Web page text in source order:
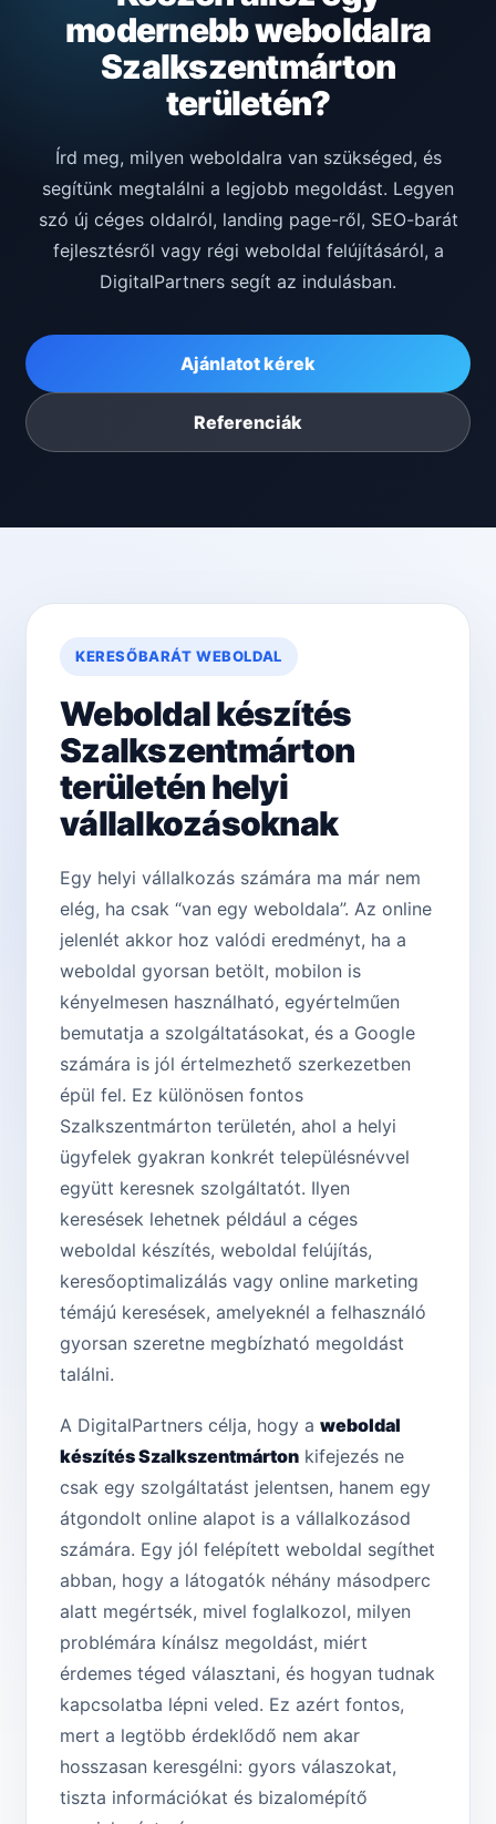
modernebb weboldalra
Szalkszentmárton
területén?
Írd meg, milyen weboldalra van szükséged, és
segítünk megtalálni a legjobb megoldást. Legyen
szó új céges oldalról, landing page-ről, SEO-barát
fejlesztésről vagy régi weboldal felújításáról, a
DigitalPartners segít az indulásban.
Ajánlatot kérek
Referenciák
KERESŐBARÁT WEBOLDAL
Weboldal készítés
Szalkszentmárton
területén helyi
vállalkozásoknak
Egy helyi vállalkozás számára ma már nem
elég, ha csak “van egy weboldala”. Az online
jelenlét akkor hoz valódi eredményt, ha a
weboldal gyorsan betölt, mobilon is
kényelmesen használható, egyértelműen
bemutatja a szolgáltatásokat, és a Google
számára is jól értelmezhető szerkezetben
épül fel. Ez különösen fontos
Szalkszentmárton területén, ahol a helyi
ügyfelek gyakran konkrét településnévvel
együtt keresnek szolgáltatót. Ilyen
keresések lehetnek például a céges
weboldal készítés, weboldal felújítás,
keresőoptimalizálás vagy online marketing
témájú keresések, amelyeknél a felhasználó
gyorsan szeretne megbízható megoldást
találni.
A DigitalPartners célja, hogy a weboldal
készítés Szalkszentmárton kifejezés ne
csak egy szolgáltatást jelentsen, hanem egy
átgondolt online alapot is a vállalkozásod
számára. Egy jól felépített weboldal segíthet
abban, hogy a látogatók néhány másodperc
alatt megértsék, mivel foglalkozol, milyen
problémára kínálsz megoldást, miért
érdemes téged választani, és hogyan tudnak
kapcsolatba lépni veled. Ez azért fontos,
mert a legtöbb érdeklődő nem akar
hosszasan keresgélni: gyors válaszokat,
tiszta információkat és bizalomépítő